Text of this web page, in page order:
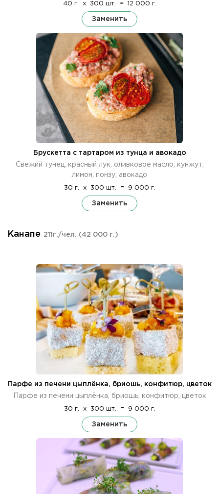
40 г. x 300 шт. = 12 000 г.
Заменить
Брускетта с тартаром из тунца и авокадо
Свежий тунец, красный лук, оливковое масло, кунжут,
лимон, понзу, авокадо
30 г. x 300 шт. = 9 000 г.
Заменить
Канапе 211г./чел. (42 000 г.)
Парфе из печени цыплёнка, бриошь, конфитюр, цветок
Парфе из печени цыплёнка, бриошь, конфитюр, цветок
30 г. x 300 шт. = 9 000 г.
Заменить